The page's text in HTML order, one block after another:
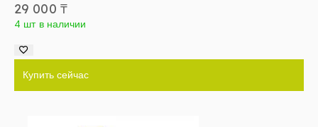
29 000 ₸
4 шт в наличии
Купить сейчас